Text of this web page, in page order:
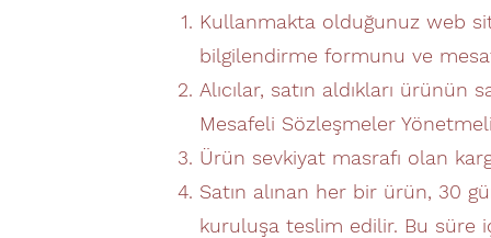
Kullanmakta olduğunuz web
bilgilendirme formunu ve
Alıcılar, satın aldıkları
Mesafeli Sözleşmeler
Ürün sevkiyat masrafı olan
Satın alınan her bir ürün, 30
kuruluşa teslim edilir. Bu süre